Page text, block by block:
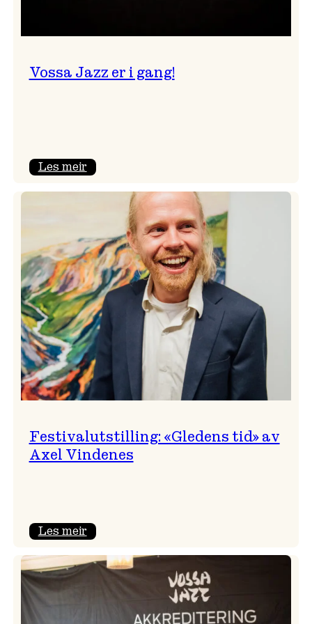
Vossa Jazz er i gang!
Les meir:
gang!
Festivalutstilling: «Gledens tid» av
Axel Vindenes
Les meir:
«Gledens